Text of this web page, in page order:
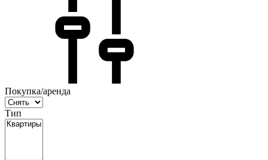
Покупка/аренда
Тип